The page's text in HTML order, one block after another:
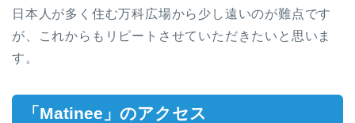
日本人が多く住む万科広場から少し遠いのが難点です
が、これからもリピートさせていただきたいと思いま
す。
「Matinee」のアクセス